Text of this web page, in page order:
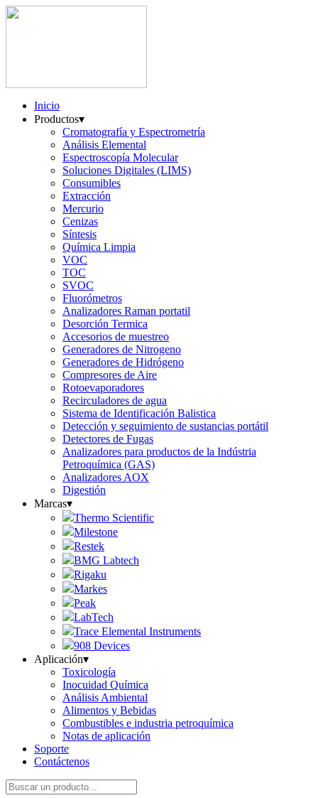
Inicio
Productos▾
Cromatografía y Espectrometría
Análisis Elemental
Espectroscopía Molecular
Soluciones Digitales (LIMS)
Consumibles
Extracción
Mercurio
Cenizas
Síntesis
Química Limpia
VOC
TOC
SVOC
Fluorómetros
Analizadores Raman portatil
Desorción Termica
Accesorios de muestreo
Generadores de Nitrogeno
Generadores de Hidrógeno
Compresores de Aire
Rotoevaporadores
Recirculadores de agua
Sistema de Identificación Balistica
Detección y seguimiento de sustancias portátil
Detectores de Fugas
Analizadores para productos de la Indústria
Petroquímica (GAS)
Analizadores AOX
Digestión
Marcas▾
Thermo Scientific
Milestone
Restek
BMG Labtech
Rigaku
Markes
Peak
LabTech
Trace Elemental Instruments
908 Devices
Aplicación▾
Toxicología
Inocuidad Química
Análisis Ambiental
Alimentos y Bebidas
Combustibles e industria petroquímica
Notas de aplicación
Soporte
Contáctenos